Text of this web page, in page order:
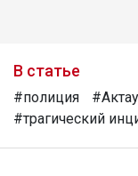
В статье
#полиция #Актау
#трагический